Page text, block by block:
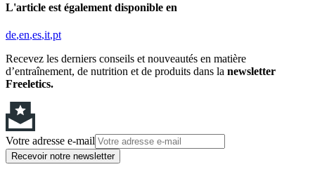
L'article est également disponible en
de en es it pt
Recevez les derniers conseils et nouveautés en matière
d’entraînement, de nutrition et de produits dans la newsletter
Freeletics.
Votre adresse e-mail
Recevoir notre newsletter